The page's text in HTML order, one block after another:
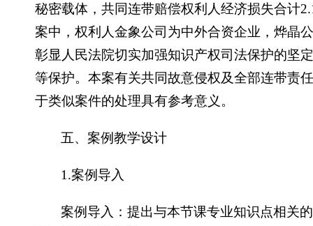
秘密载体，共同连带赔偿权利人经济损失合计
案中，权利人金象公司为中外合资企业，烨晶
彰显人民法院切实加强知识产权司法保护的坚
等保护。本案有关共同故意侵权及全部连带责
于类似案件的处理具有参考意义。
五、案例教学设计
1.案例导入
案例导入：提出与本节课专业知识点相关